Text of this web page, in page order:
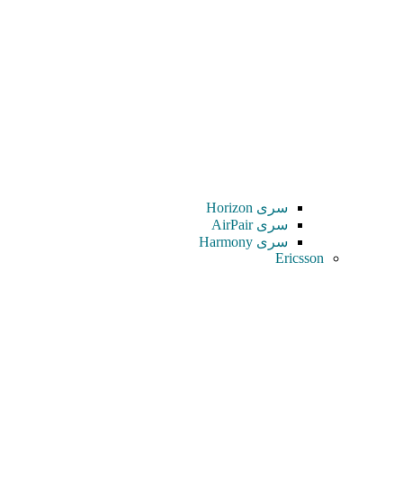
سری Horizon
سری AirPair
سری Harmony
Ericsson